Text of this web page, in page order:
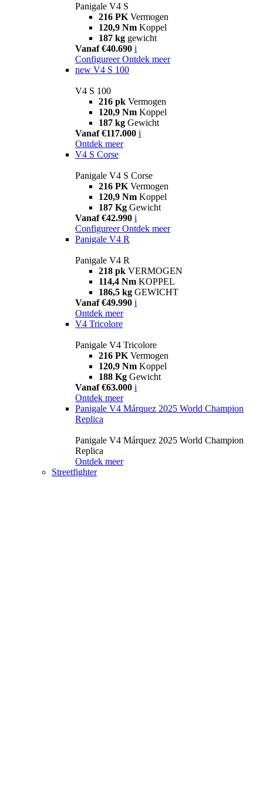
Panigale V4 S
216 PK Vermogen
120,9 Nm Koppel
187 kg gewicht
Vanaf €40.690 i
Configureer Ontdek meer
new V4 S 100
V4 S 100
216 pk Vermogen
120,9 Nm Koppel
187 kg Gewicht
Vanaf €117.000 i
Ontdek meer
V4 S Corse
Panigale V4 S Corse
216 PK Vermogen
120,9 Nm Koppel
187 Kg Gewicht
Vanaf €42.990 i
Configureer Ontdek meer
Panigale V4 R
Panigale V4 R
218 pk VERMOGEN
114,4 Nm KOPPEL
186,5 kg GEWICHT
Vanaf €49.990 i
Ontdek meer
V4 Tricolore
Panigale V4 Tricolore
216 PK Vermogen
120,9 Nm Koppel
188 Kg Gewicht
Vanaf €63.000 i
Ontdek meer
Panigale V4 Márquez 2025 World Champion
Replica
Panigale V4 Márquez 2025 World Champion
Replica
Ontdek meer
Streetfighter